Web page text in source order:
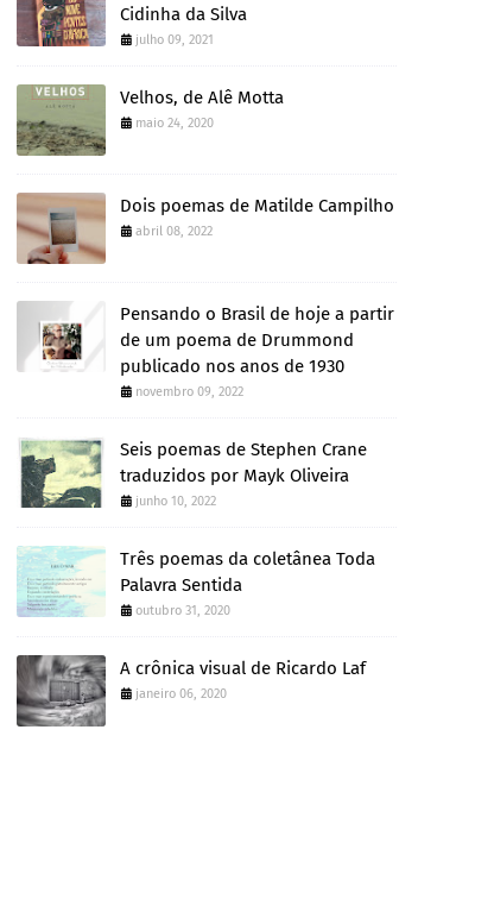
Cidinha da Silva
julho 09, 2021
Velhos, de Alê Motta
maio 24, 2020
Dois poemas de Matilde Campilho
abril 08, 2022
Pensando o Brasil de hoje a partir
de um poema de Drummond
publicado nos anos de 1930
novembro 09, 2022
Seis poemas de Stephen Crane
traduzidos por Mayk Oliveira
junho 10, 2022
Três poemas da coletânea Toda
Palavra Sentida
outubro 31, 2020
A crônica visual de Ricardo Laf
janeiro 06, 2020